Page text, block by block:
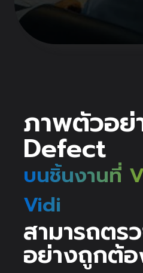
ภาพตัวอย่
Defect
บนชิ้นงานที่
Vidi
สามารถตร
อย่างถูกต้